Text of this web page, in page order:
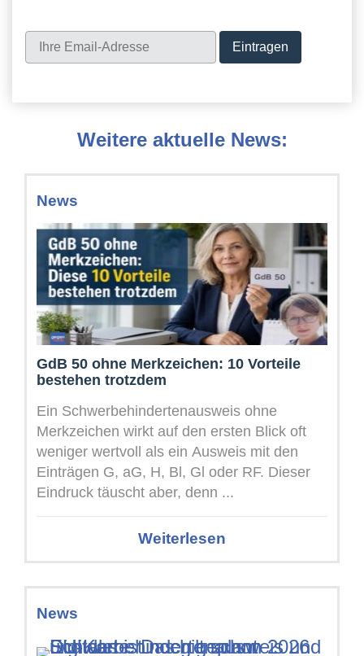
Weitere aktuelle News:
News
GdB 50 ohne Merkzeichen: 10 Vorteile
bestehen trotzdem
Ein Schwerbehindertenausweis ohne
Merkzeichen wirkt auf den ersten Blick oft
weniger wertvoll als ein Ausweis mit den
Einträgen G, aG, H, Bl, Gl oder RF. Dieser
Eindruck täuscht aber, denn ...
Weiterlesen
News